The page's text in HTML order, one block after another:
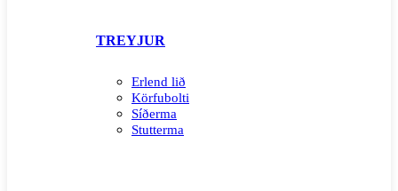
TREYJUR
Erlend lið
Körfubolti
Síðerma
Stutterma